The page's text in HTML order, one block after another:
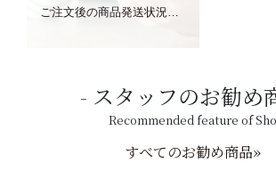
ご注文後の商品発送状況については、こちらからご確認くださいませ。
スタッフのお勧め
Recommended feature of
すべてのお勧め商品»